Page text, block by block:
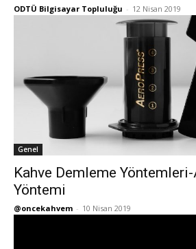
ODTÜ Bilgisayar Topluluğu - 12 Nisan 2019
Genel
Kahve Demleme
Yöntemi
@oncekahvem - 10 Nisan 2019